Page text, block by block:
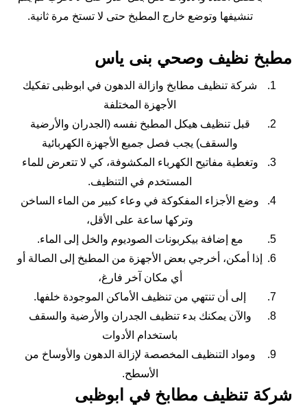
تنشيفها وتوضع خارج المطبخ حتى لا تستخ مرة ثانية.
مطبخ نظيف وصحي بنى ياس
شركة تنظيف مطابخ وازالة الدهون في ابوظبى تفكيك
الأجهزة المختلفة
قبل تنظيف هيكل المطبخ نفسه (الجدران والأرضية
والسقف) يجب فصل جميع الأجهزة الكهربائية
وتغطية مفاتيح الكهرباء المكشوفة، كي لا تتعرض للماء
المستخدم في التنظيف.
وضع الأجزاء المفكوكة في وعاء كبير من الماء الساخن
وتركها ساعة على الأقل،
مع إضافة بيكربونات الصوديوم والخل إلى الماء.
إذا أمكن، أخرجي بعض الأجهزة من المطبخ إلى الصالة أو
أي مكان آخر فارغ،
إلى أن تنتهي من تنظيف الأماكن الموجودة خلفها.
والآن يمكنك بدء تنظيف الجدران والأرضية والسقف
باستخدام الأدوات
ومواد التنظيف المخصصة لإزالة الدهون والأوساخ من
الأسطح.
شركة تنظيف مطابخ في ابوظبى